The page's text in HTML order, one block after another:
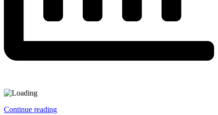
Continue reading